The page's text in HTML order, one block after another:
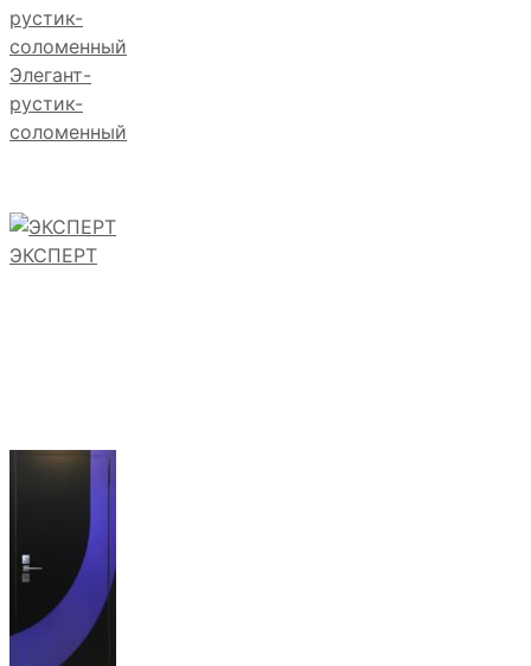
Элегант-
рустик-
соломенный
ЭКСПЕРТ